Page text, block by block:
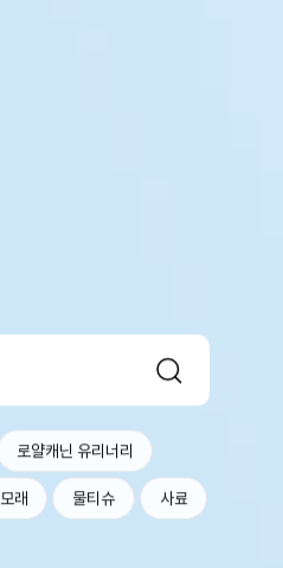
로얄캐닌 유리너리
모래 물티슈 사료